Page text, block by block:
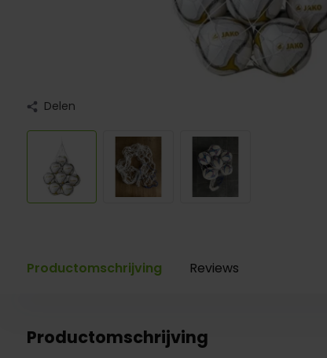
Delen
Productomschrijving Reviews
Productomschrijving